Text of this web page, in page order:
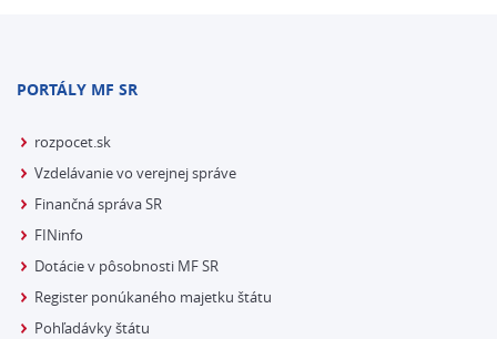
PORTÁLY MF SR
rozpocet.sk
Vzdelávanie vo verejnej správe
Finančná správa SR
FINinfo
Dotácie v pôsobnosti MF SR
Register ponúkaného majetku štátu
Pohľadávky štátu